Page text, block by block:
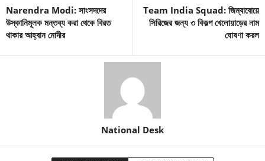
Narendra Modi: সাংসদদের
উস্কানিমূলক মন্তব্য করা থেকে বিরত
থাকার আহ্বান মোদীর
Team India Squad: জিম্বাবোয়ে
সিরিজের জন্য ৩ বিকল্প খেলোয়াড়ের নাম
ঘোষণা করল
National Desk